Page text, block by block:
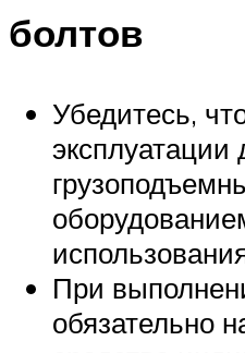
болтов
Убедитесь,
При
обязательно